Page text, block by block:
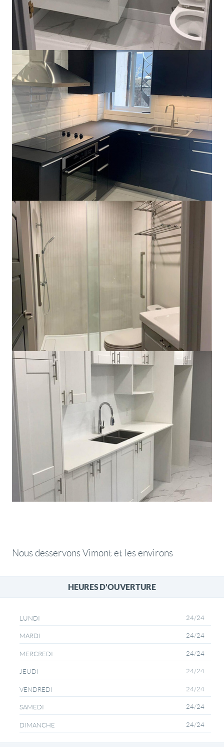
Nous desservons Vimont et les environs
HEURES D'OUVERTURE
LUNDI 24/24
MARDI 24/24
MERCREDI 24/24
JEUDI 24/24
VENDREDI 24/24
SAMEDI 24/24
DIMANCHE 24/24